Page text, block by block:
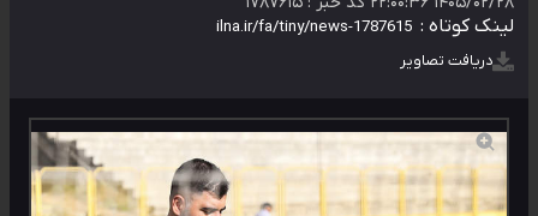
لینک کوتاه :
دریافت تصاویر